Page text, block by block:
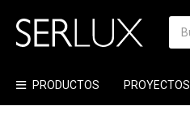
PRODUCTOS PROYECTOS